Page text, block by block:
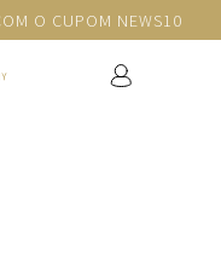
O CUPOM NEWS10